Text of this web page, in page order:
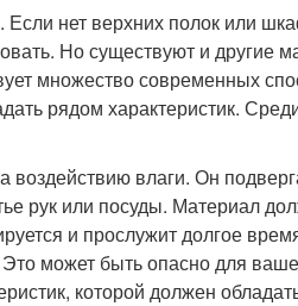
нет верхних полок или
Но существуют и другие
множество современных
рядом характеристик.
воздействию влаги. Он
рук или посуды. Материал
и прослужит долгое
может быть опасно для
которой должен